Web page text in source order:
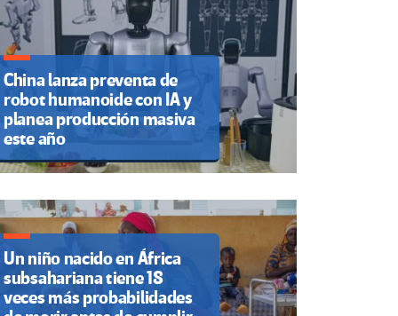
China lanza preventa de
robot humanoide con IA y
planea producción masiva
este año
Un niño nacido en África
subsahariana tiene 18
veces más probabilidades